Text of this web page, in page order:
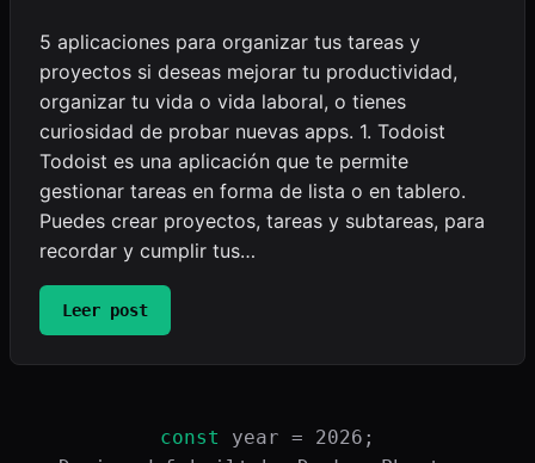
5 aplicaciones para organizar tus tareas y
proyectos si deseas mejorar tu productividad,
organizar tu vida o vida laboral, o tienes
curiosidad de probar nuevas apps. 1. Todoist
Todoist es una aplicación que te permite
gestionar tareas en forma de lista o en tablero.
Puedes crear proyectos, tareas y subtareas, para
recordar y cumplir tus…
Leer post:
5
aplicaciones
tus
const
year = 2026;